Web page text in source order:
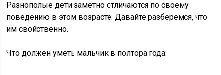
Разнополые дети заметно отличаются по своему
поведению в этом возрасте. Давайте разберёмся, что
им свойственно.
Что должен уметь мальчик в полтора года: